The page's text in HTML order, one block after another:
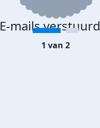
E-mails verstuurd
1 van 2